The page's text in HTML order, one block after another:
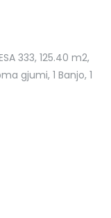
333, 125.40 m2,
gjumi, 1 Banjo, 1